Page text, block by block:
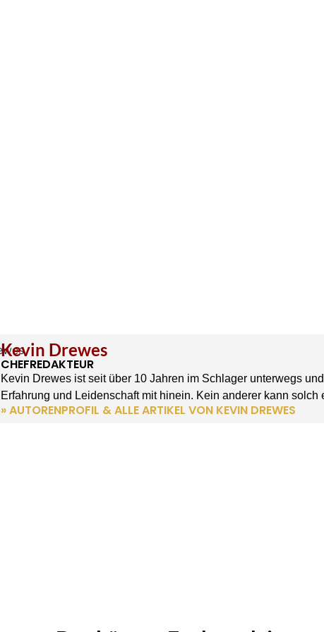
Kevin Drewes
CHEFREDAKTEUR
Kevin Drewes ist seit über 10 Jahren im Schlager unterwegs
Erfahrung und Leidenschaft mit hinein. Kein anderer kann
» AUTORENPROFIL & ALLE ARTIKEL VON KEVIN DREWES